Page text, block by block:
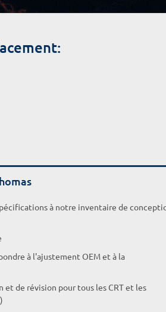
à notre inventaire de
à l'ajustement OEM et à la
et de révision pour tous les CRT et les